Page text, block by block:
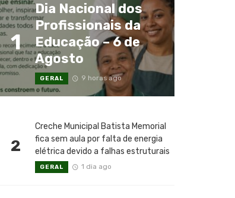
1
Dia Nacional dos
Profissionais da
Educação – 6 de
Agosto
GERAL 9 horas ago
2
Creche Municipal Batista Memorial
fica sem aula por falta de energia
elétrica devido a falhas estruturais
GERAL 1 dia ago